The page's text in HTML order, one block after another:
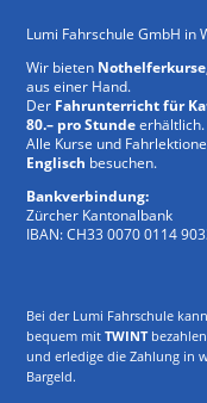
Lumi Fahrschule GmbH in
Wir bieten
aus einer Hand.
Der Fahrunterricht für
80.– pro Stundeerhältlich.
Alle Kurse und
Englisch besuchen.
Bankverbindung:
Zürcher Kantonalbank
IBAN: CH33 0070 0114
Bei der Lumi Fahrschule
bequem mitTWINT
und erledige die Zahlung in
Bargeld.